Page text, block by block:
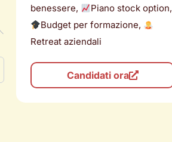
benessere,
Piano stock option,
Budget per formazione,
Retreat aziendali
Candidati ora